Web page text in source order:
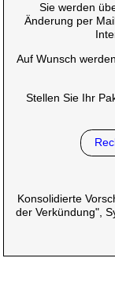
Sie werden
Änderung per
Auf Wunsch
Stellen Sie Ihr
Konsolidierte
der Verkündung",